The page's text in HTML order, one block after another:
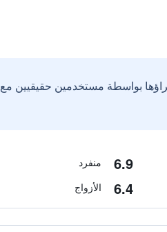
بواسطة مستخدمين حقيقيين مع
6.9 منفرد
6.4 الأزواج